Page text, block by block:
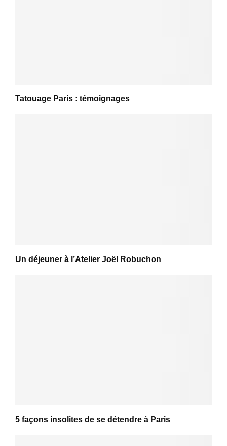
Tatouage Paris : témoignages
Un déjeuner à l’Atelier Joël Robuchon
5 façons insolites de se détendre à Paris